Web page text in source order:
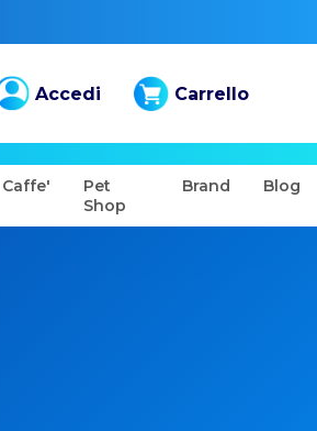
Accedi Carrello
Caffe'
Pet
Shop
Brand Blog